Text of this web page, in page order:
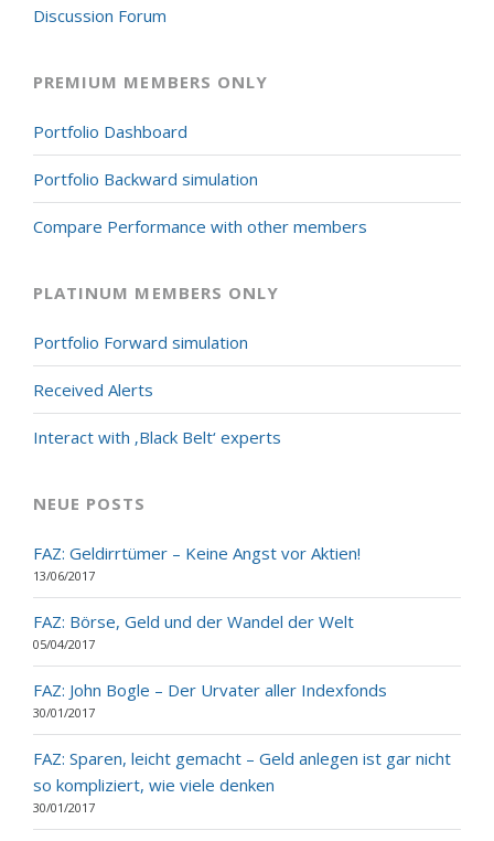
Discussion Forum
PREMIUM MEMBERS ONLY
Portfolio Dashboard
Portfolio Backward simulation
Compare Performance with other members
PLATINUM MEMBERS ONLY
Portfolio Forward simulation
Received Alerts
Interact with ‚Black Belt‘ experts
NEUE POSTS
FAZ: Geldirrtümer – Keine Angst vor Aktien!
13/06/2017
FAZ: Börse, Geld und der Wandel der Welt
05/04/2017
FAZ: John Bogle – Der Urvater aller Indexfonds
30/01/2017
FAZ: Sparen, leicht gemacht – Geld anlegen ist gar nicht
so kompliziert, wie viele denken
30/01/2017